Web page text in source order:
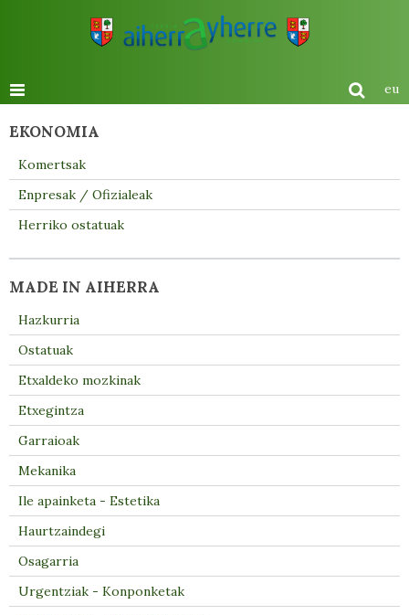
eu
EKONOMIA
Komertsak
Enpresak / Ofizialeak
Herriko ostatuak
MADE IN AIHERRA
Hazkurria
Ostatuak
Etxaldeko mozkinak
Etxegintza
Garraioak
Mekanika
Ile apainketa - Estetika
Haurtzaindegi
Osagarria
Urgentziak - Konponketak